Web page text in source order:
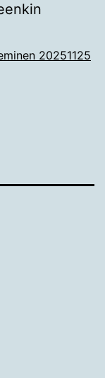
20251125